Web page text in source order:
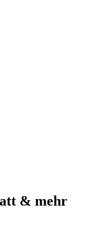
& mehr